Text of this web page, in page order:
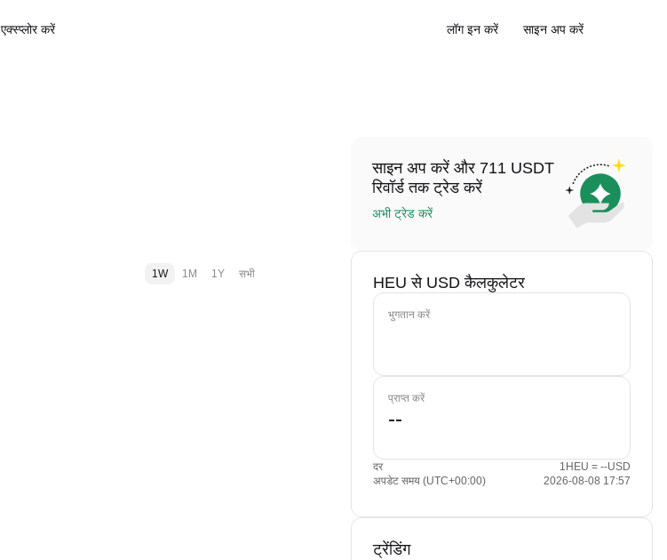
एक्स्प्लोर करें लॉग इन करें साइन अप करें
1W 1M 1Y सभी
साइन अप करें और 711 USDT
रिवॉर्ड तक ट्रेड करें
अभी ट्रेड करें
HEU से USD कैलकुलेटर
भुगतान करें
प्राप्त करें
दर
1HEU = --USD
अपडेट समय (UTC+00:00)
2026-08-08 17:57
ट्रेंडिंग